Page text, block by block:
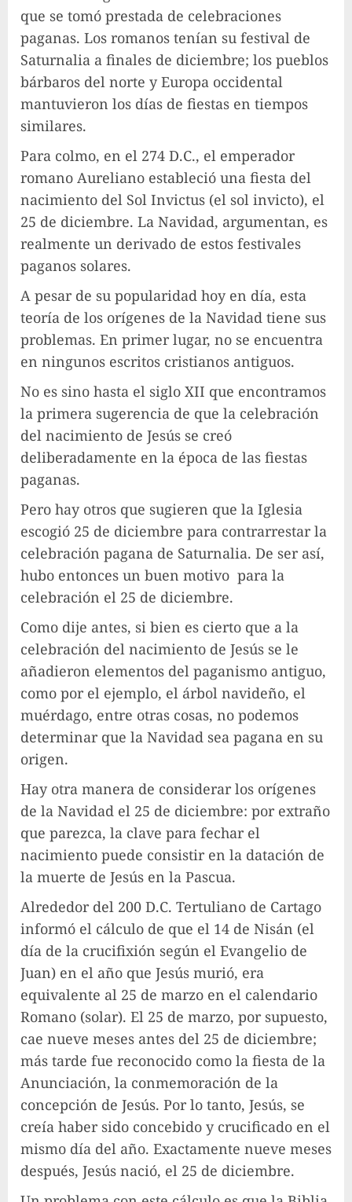
que se tomó prestada de celebraciones
paganas. Los romanos tenían su festival de
Saturnalia a finales de diciembre; los pueblos
bárbaros del norte y Europa occidental
mantuvieron los días de fiestas en tiempos
similares.
Para colmo, en el 274 D.C., el emperador
romano Aureliano estableció una fiesta del
nacimiento del Sol Invictus (el sol invicto), el
25 de diciembre. La Navidad, argumentan, es
realmente un derivado de estos festivales
paganos solares.
A pesar de su popularidad hoy en día, esta
teoría de los orígenes de la Navidad tiene sus
problemas. En primer lugar, no se encuentra
en ningunos escritos cristianos antiguos.
No es sino hasta el siglo XII que encontramos
la primera sugerencia de que la celebración
del nacimiento de Jesús se creó
deliberadamente en la época de las fiestas
paganas.
Pero hay otros que sugieren que la Iglesia
escogió 25 de diciembre para contrarrestar la
celebración pagana de Saturnalia. De ser así,
hubo entonces un buen motivo para la
celebración el 25 de diciembre.
Como dije antes, si bien es cierto que a la
celebración del nacimiento de Jesús se le
añadieron elementos del paganismo antiguo,
como por el ejemplo, el árbol navideño, el
muérdago, entre otras cosas, no podemos
determinar que la Navidad sea pagana en su
origen.
Hay otra manera de considerar los orígenes
de la Navidad el 25 de diciembre: por extraño
que parezca, la clave para fechar el
nacimiento puede consistir en la datación de
la muerte de Jesús en la Pascua.
Alrededor del 200 D.C. Tertuliano de Cartago
informó el cálculo de que el 14 de Nisán (el
día de la crucifixión según el Evangelio de
Juan) en el año que Jesús murió, era
equivalente al 25 de marzo en el calendario
Romano (solar). El 25 de marzo, por supuesto,
cae nueve meses antes del 25 de diciembre;
más tarde fue reconocido como la fiesta de la
Anunciación, la conmemoración de la
concepción de Jesús. Por lo tanto, Jesús, se
creía haber sido concebido y crucificado en el
mismo día del año. Exactamente nueve meses
después, Jesús nació, el 25 de diciembre.